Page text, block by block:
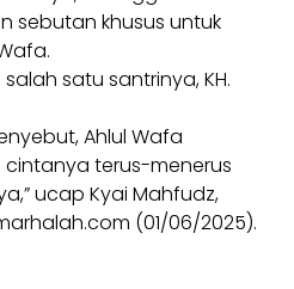
sebutan khusus untuk
satu santrinya, KH.
Ahlul Wafa
terus-menerus
ucap Kyai Mahfudz,
(01/06/2025).